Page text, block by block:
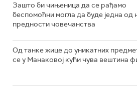
Зашто би чињеница да се рађамо
беспомоћни могла да буде једна од
предности човечанства
Од танке жице до уникатних
се у Манаковој кући чува вештина